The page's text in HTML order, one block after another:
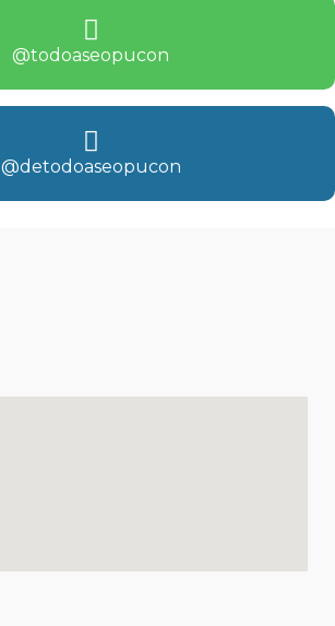
@todoaseopucon
@detodoaseopucon